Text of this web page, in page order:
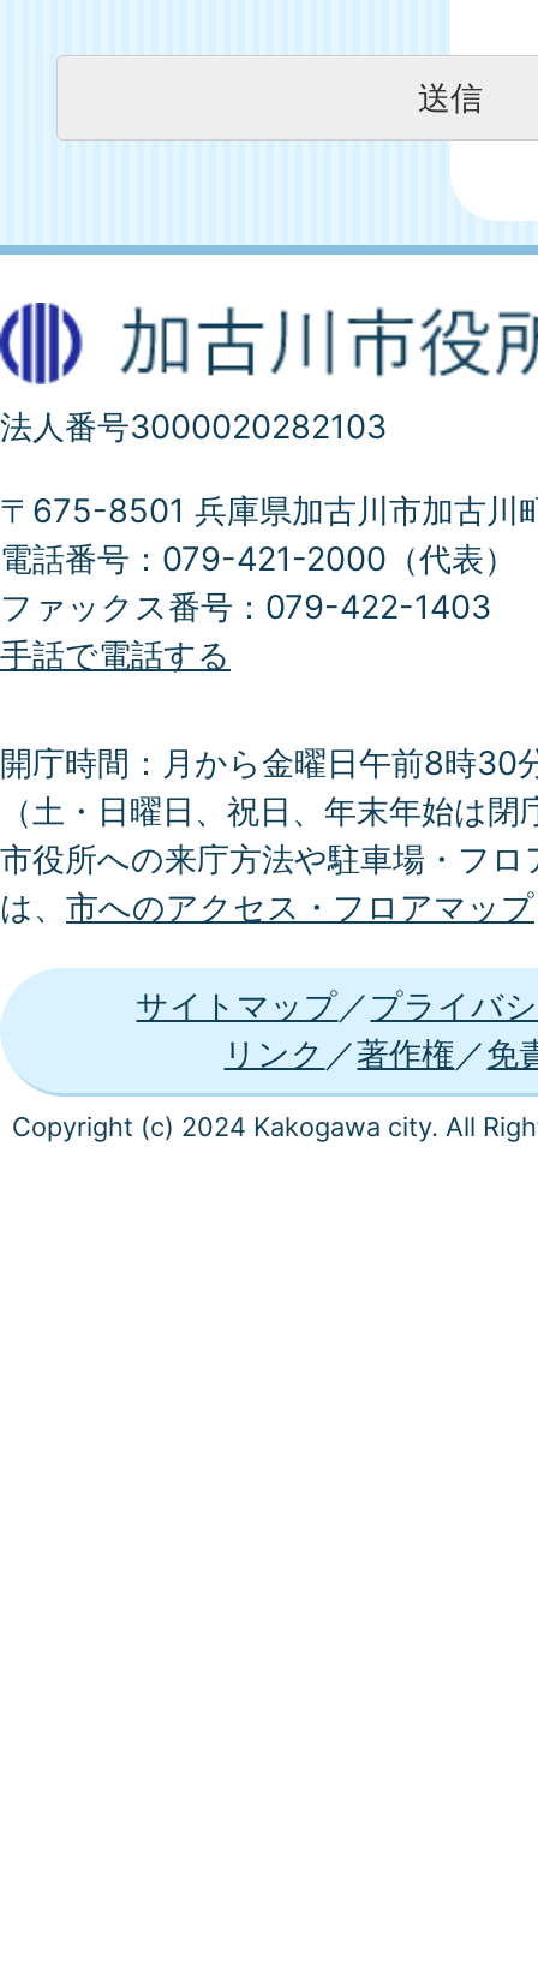
法人番号3000020282103
〒675-8501 兵庫県加古川市加古川
電話番号：079-421-2000（代表）
ファックス番号：079-422-1403
手話で電話する
開庁時間：月から金曜日午前8時30
（土・日曜日、祝日、年末年始は閉
市役所への来庁方法や駐車場・フ
は、 市へのアクセス・フロアマップ
サイトマップ
プライバ
リンク
著作権 免
Copyright (c) 2024 Kakogawa city. All